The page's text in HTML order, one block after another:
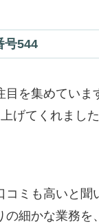
号544
を集めていま
げてくれました
ミも高いと
細かな業務